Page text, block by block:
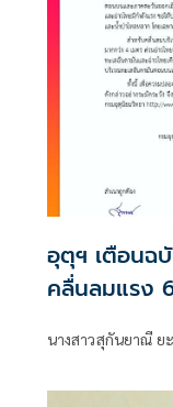
อุตุฯ เตือนฉ
คลื่นลมแรง
นางสาวสุกันยาณี